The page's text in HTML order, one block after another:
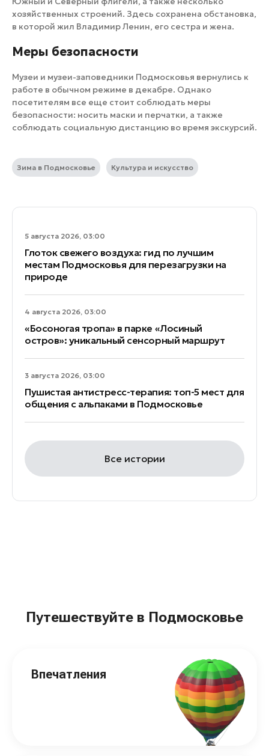
5 августа 2026, 03:00
Глоток свежего воздуха: гид по лучшим
местам Подмосковья для перезагрузки на
природе
4 августа 2026, 03:00
«Босоногая тропа» в парке «Лосиный
остров»: уникальный сенсорный маршрут
3 августа 2026, 03:00
Пушистая антистресс-терапия: топ-5 мест для
общения с альпаками в Подмосковье
Все истории
хозяйственных строений. Здесь сохранена обстановка,
в которой жил Владимир Ленин, его сестра и жена.
Меры безопасности
Музеи и музеи-заповедники Подмосковья вернулись к
работе в обычном режиме в декабре. Однако
посетителям все еще стоит соблюдать меры
безопасности: носить маски и перчатки, а также
соблюдать социальную дистанцию во время экскурсий.
Зима в Подмосковье Культура и искусство
Путешествуйте в Подмосковье
Впечатления